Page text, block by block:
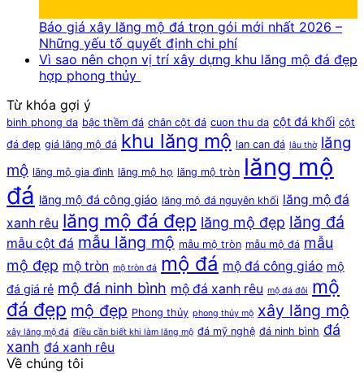
Báo giá xây lăng mộ đá trọn gói mới nhất 2026 –
Những yếu tố quyết định chi phí
Vì sao nên chọn vị trí xây dựng khu lăng mộ đá đẹp
hợp phong thủy
Từ khóa gợi ý
binh phong da bậc thềm đá chân cột đá cuon thu da cột đá khối cột
đá đẹp giá lăng mộ đá khu lăng mộ lan can đá lâu thờ lăng
mộ lăng mộ gia đình lăng mộ họ lăng mộ tròn lăng mộ
đá lăng mộ đá công giáo lăng mộ đá nguyên khối lăng mộ đá
xanh rêu lăng mộ đá đẹp lăng mộ đẹp lăng đá
mẫu cột đá mẫu lăng mộ mẫu mộ tròn mẫu mộ đá mẫu
mộ đẹp mộ tròn mộ tròn đá mộ đá mộ đá công giáo mộ
đá giá rẻ mộ đá ninh bình mộ đá xanh rêu mộ đá đôi mộ
đá đẹp mộ đẹp Phong thủy phong thủy mộ xây lăng mộ
xây lăng mộ đá điều cần biết khi làm lăng mộ đá mỹ nghệ đá ninh bình đá
xanh đá xanh rêu
Về chúng tôi